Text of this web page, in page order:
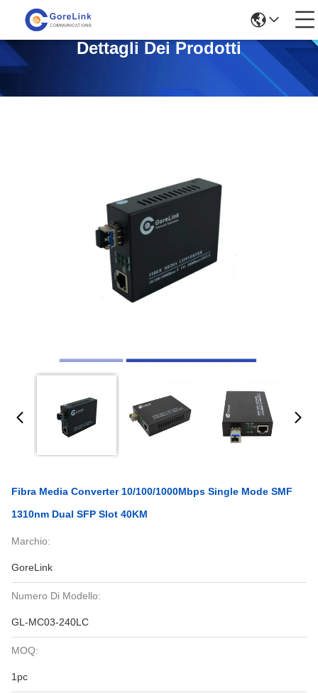
Dettagli Dei Prodotti
Fibra Media Converter 10/100/1000Mbps Single Mode SMF
1310nm Dual SFP Slot 40KM
Marchio:
GoreLink
Numero Di Modello:
GL-MC03-240LC
MOQ:
1pc